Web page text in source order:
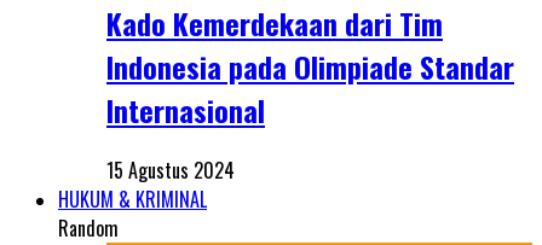
Kado Kemerdekaan dari Tim
Indonesia pada Olimpiade Standar
Internasional
15 Agustus 2024
HUKUM & KRIMINAL
Random